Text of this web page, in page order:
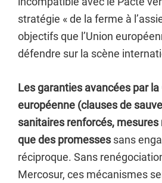
stratégie « de la ferme à
objectifs que l’Union
défendre sur la scène
Les garanties avancées par
européenne (clauses de
sanitaires renforcés,
que des promesses sans
réciproque. Sans
Mercosur, ces mécanismes